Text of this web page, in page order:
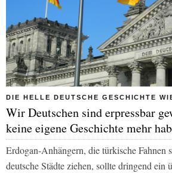
DIE HELLE DEUTSCHE GESCHICHTE
Wir Deutschen sind erpressbar
keine eigene Geschichte mehr
Erdogan-Anhängern, die türkische Fahnen
deutsche Städte ziehen, sollte dringend ein